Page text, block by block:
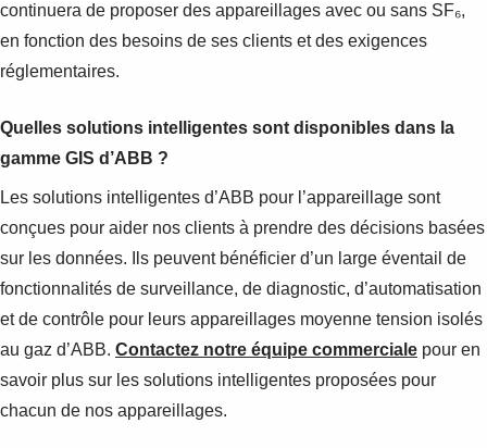
continuera de proposer des appareillages avec ou sans SF₆,
en fonction des besoins de ses clients et des exigences
réglementaires.
Quelles solutions intelligentes sont disponibles dans la
gamme GIS d’ABB ?
Les solutions intelligentes d’ABB pour l’appareillage sont
conçues pour aider nos clients à prendre des décisions basées
sur les données. Ils peuvent bénéficier d’un large éventail de
fonctionnalités de surveillance, de diagnostic, d’automatisation
et de contrôle pour leurs appareillages moyenne tension isolés
au gaz d’ABB. Contactez notre équipe commerciale pour en
savoir plus sur les solutions intelligentes proposées pour
chacun de nos appareillages.